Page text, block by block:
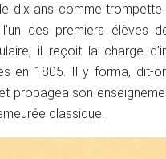
dix ans comme trompette
des premiers élèves
il reçoit la charge
en 1805. Il y forma, dit-
propagea son
classique.